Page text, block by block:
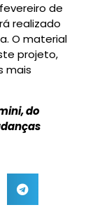
de
realizado
O material
projeto,
mais
do